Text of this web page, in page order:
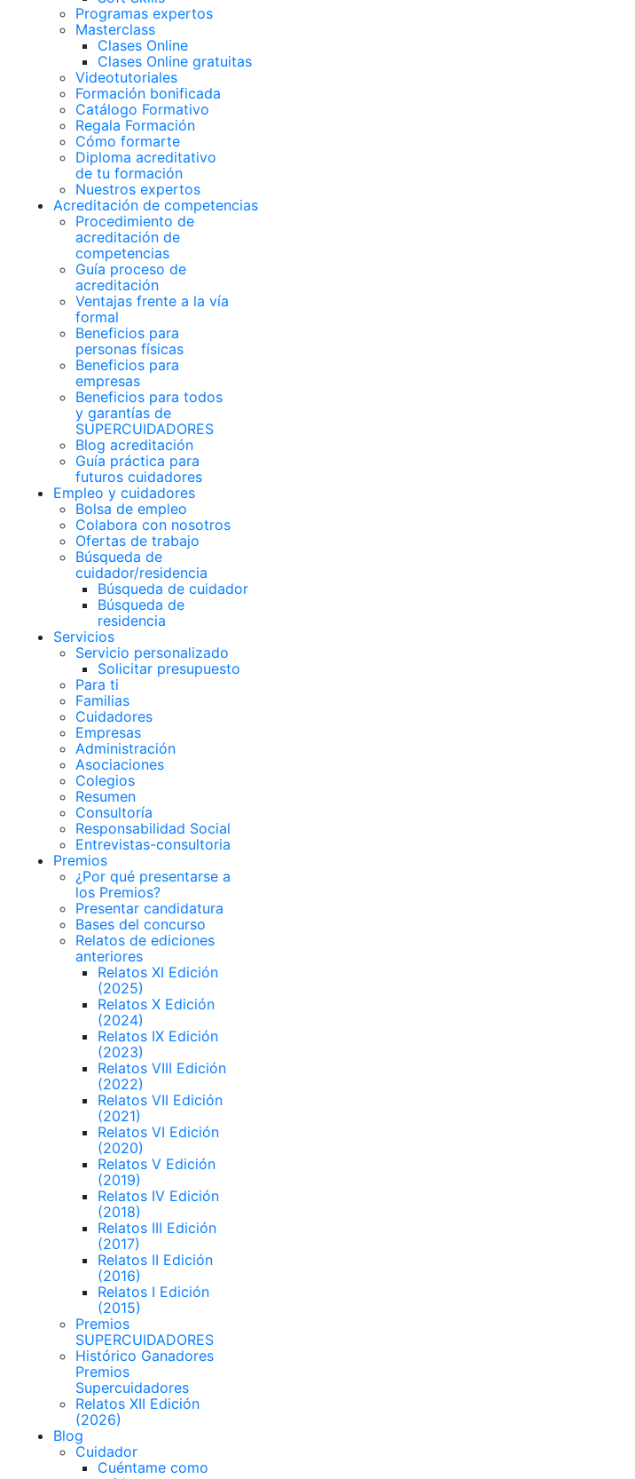
Programas expertos
Masterclass
Clases Online
Clases Online gratuitas
Videotutoriales
Formación bonificada
Catálogo Formativo
Regala Formación
Cómo formarte
Diploma acreditativo
de tu formación
Nuestros expertos
Acreditación de competencias
Procedimiento de
acreditación de
competencias
Guía proceso de
acreditación
Ventajas frente a la vía
formal
Beneficios para
personas físicas
Beneficios para
empresas
Beneficios para todos
y garantías de
SUPERCUIDADORES
Blog acreditación
Guía práctica para
futuros cuidadores
Empleo y cuidadores
Bolsa de empleo
Colabora con nosotros
Ofertas de trabajo
Búsqueda de
cuidador/residencia
Búsqueda de cuidador
Búsqueda de
residencia
Servicios
Servicio personalizado
Solicitar presupuesto
Para ti
Familias
Cuidadores
Empresas
Administración
Asociaciones
Colegios
Resumen
Consultoría
Responsabilidad Social
Entrevistas-consultoria
Premios
¿Por qué presentarse a
los Premios?
Presentar candidatura
Bases del concurso
Relatos de ediciones
anteriores
Relatos XI Edición
(2025)
Relatos X Edición
(2024)
Relatos IX Edición
(2023)
Relatos VIII Edición
(2022)
Relatos VII Edición
(2021)
Relatos VI Edición
(2020)
Relatos V Edición
(2019)
Relatos IV Edición
(2018)
Relatos III Edición
(2017)
Relatos II Edición
(2016)
Relatos I Edición
(2015)
Premios
SUPERCUIDADORES
Histórico Ganadores
Premios
Supercuidadores
Relatos XII Edición
(2026)
Blog
Cuidador
Cuéntame como